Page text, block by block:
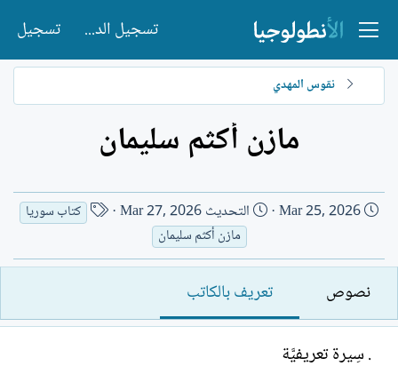
تسجيل الدخول تسجيل
نقوس المهدي
مازن أكثم سليمان
ت
ر
ي
خ
ا
إ
Mar 25, 2026 التحديثMar 27, 2026
ا
م
ا
ك
كتاب سوريا
مازن أكثم سليمان
نصوص تعريف بالكاتب
. سِيرة تعريفيَّة